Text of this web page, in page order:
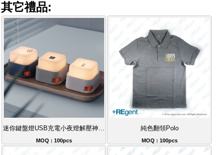
其它禮品:
迷你鍵盤燈USB充電小夜燈解壓神器創意禮品
MOQ : 100pcs
純色翻領Polo
MOQ : 100pcs